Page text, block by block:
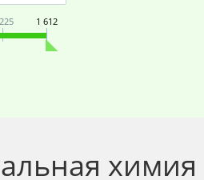
1 612
химия